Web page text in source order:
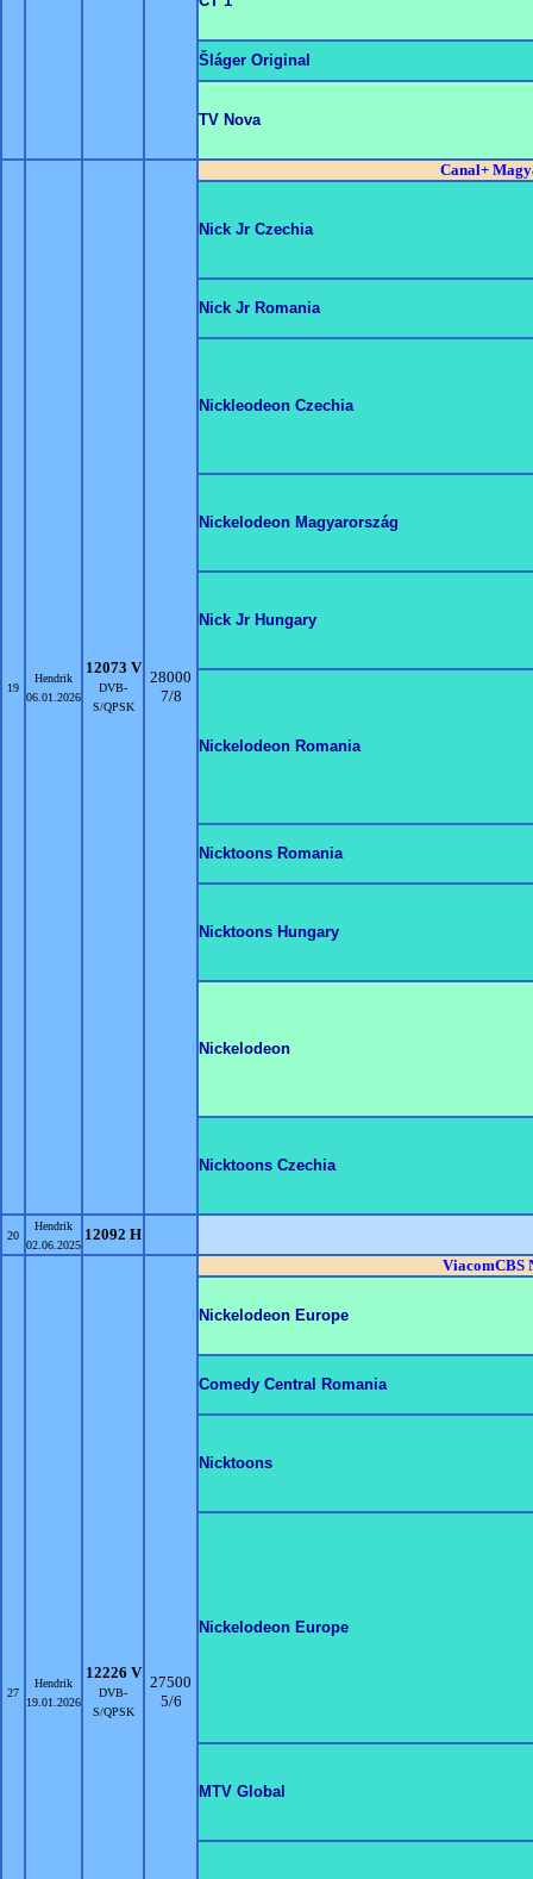
Šláger Original
TV Nova
19
Hendrik
06.01.2026
12073 V
DVB-
S/QPSK
28000
7/8
Canal+
Nick Jr Czechia
Nick Jr Romania
Nickleodeon Czechia
Nickelodeon Magyarország
Nick Jr Hungary
Nickelodeon Romania
Nicktoons Romania
Nicktoons Hungary
Nickelodeon
Nicktoons Czechia
20
Hendrik
02.06.2025
12092 H
27
Hendrik
19.01.2026
12226 V
DVB-
S/QPSK
27500
5/6
ViacomCBS
Nickelodeon Europe
Comedy Central Romania
Nicktoons
Nickelodeon Europe
MTV Global